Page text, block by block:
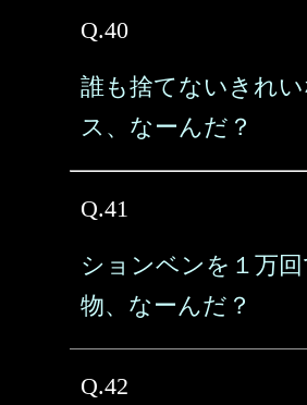
Q.40
誰も捨てないきれ
ス、なーんだ？
Q.41
ションベンを１万
物、なーんだ？
Q.42